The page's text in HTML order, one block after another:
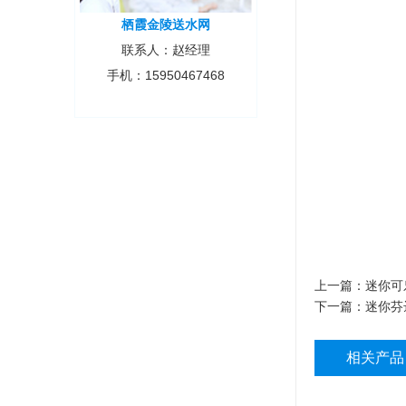
栖霞金陵送水网
联系人：赵经理
手机：15950467468
上一篇： 迷你可
下一篇： 迷你芬
相关产品